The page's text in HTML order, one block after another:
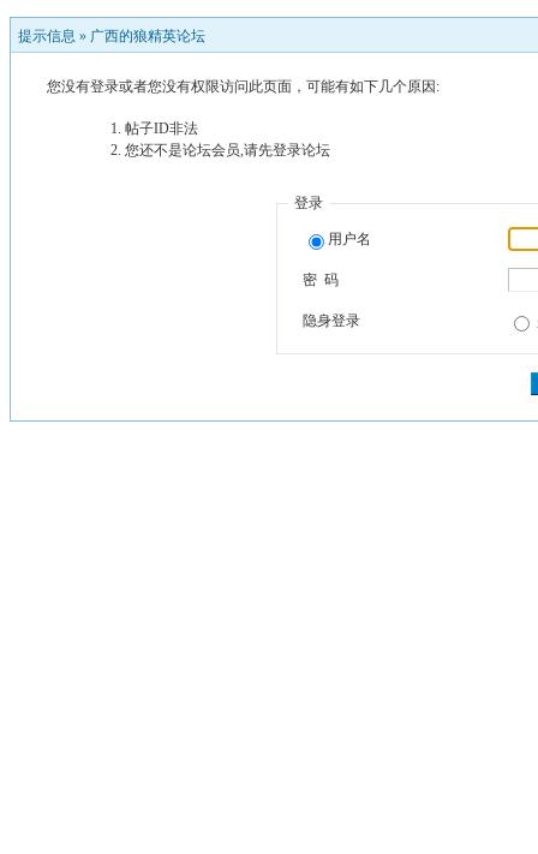
提示信息 » 广西的狼精英论坛
您没有登录或者您没有权限访问此页面，可能有如下几个原因:
帖子ID非法
您还不是论坛会员,请先登录论坛
登录
用户名
密 码
隐身登录